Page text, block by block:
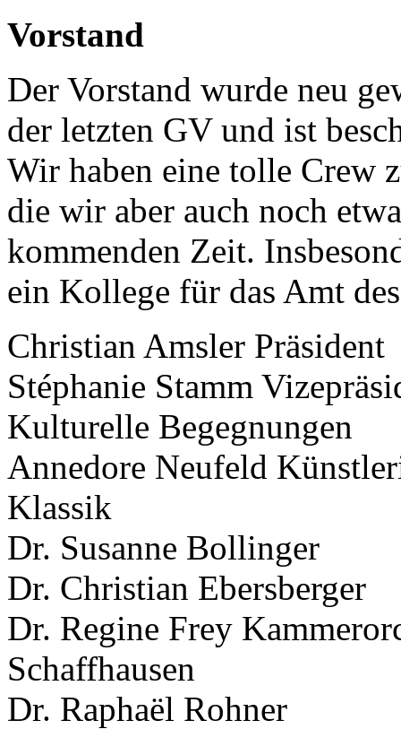
Vorstand
Der Vorstand wurde neu
der letzten GV und ist
Wir haben eine tolle Crew
die wir aber auch noch
kommenden Zeit.
ein Kollege für das Amt
Christian Amsler Präsident
Stéphanie Stamm
Kulturelle Begegnungen
Annedore Neufeld
Klassik
Dr. Susanne Bollinger
Dr. Christian Ebersberger
Dr. Regine Frey
Schaffhausen
Dr. Raphaël Rohner